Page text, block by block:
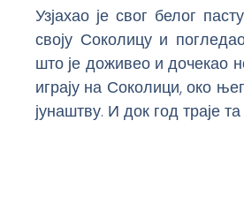
Узјахао је свог белог
своју Соколицу и
што је доживео и дочекао
играју на Соколици, око
јунаштву. И док год траје